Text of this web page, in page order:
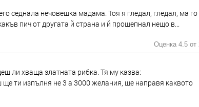
седнала нечовешка мадама. Тоя я гледал, гледал, ма
пич от другата й страна и й прошепнал нещо в...
Оценка 4.5 от
ли хваща златната рибка. Тя му казва:
ти изпълня не 3 а 3000 желания, ще направя каквото